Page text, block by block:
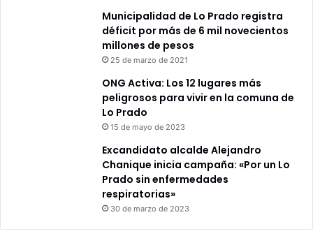
Municipalidad de Lo Prado registra
déficit por más de 6 mil novecientos
millones de pesos
25 de marzo de 2021
ONG Activa: Los 12 lugares más
peligrosos para vivir en la comuna de
Lo Prado
15 de mayo de 2023
Excandidato alcalde Alejandro
Chanique inicia campaña: «Por un Lo
Prado sin enfermedades
respiratorias»
30 de marzo de 2023